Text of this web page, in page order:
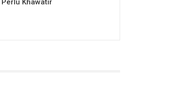
Perlu Khawatir